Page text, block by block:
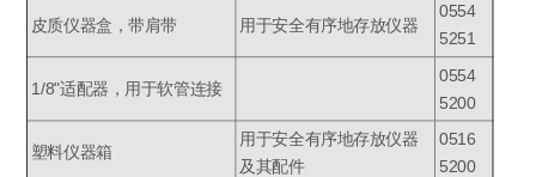
皮质仪器盒，带肩带 用于安全有序地存放仪器
0554
5251
1/8"适配器，用于软管连接
0554
5200
塑料仪器箱
用于安全有序地存放仪器
及其配件
0516
5200